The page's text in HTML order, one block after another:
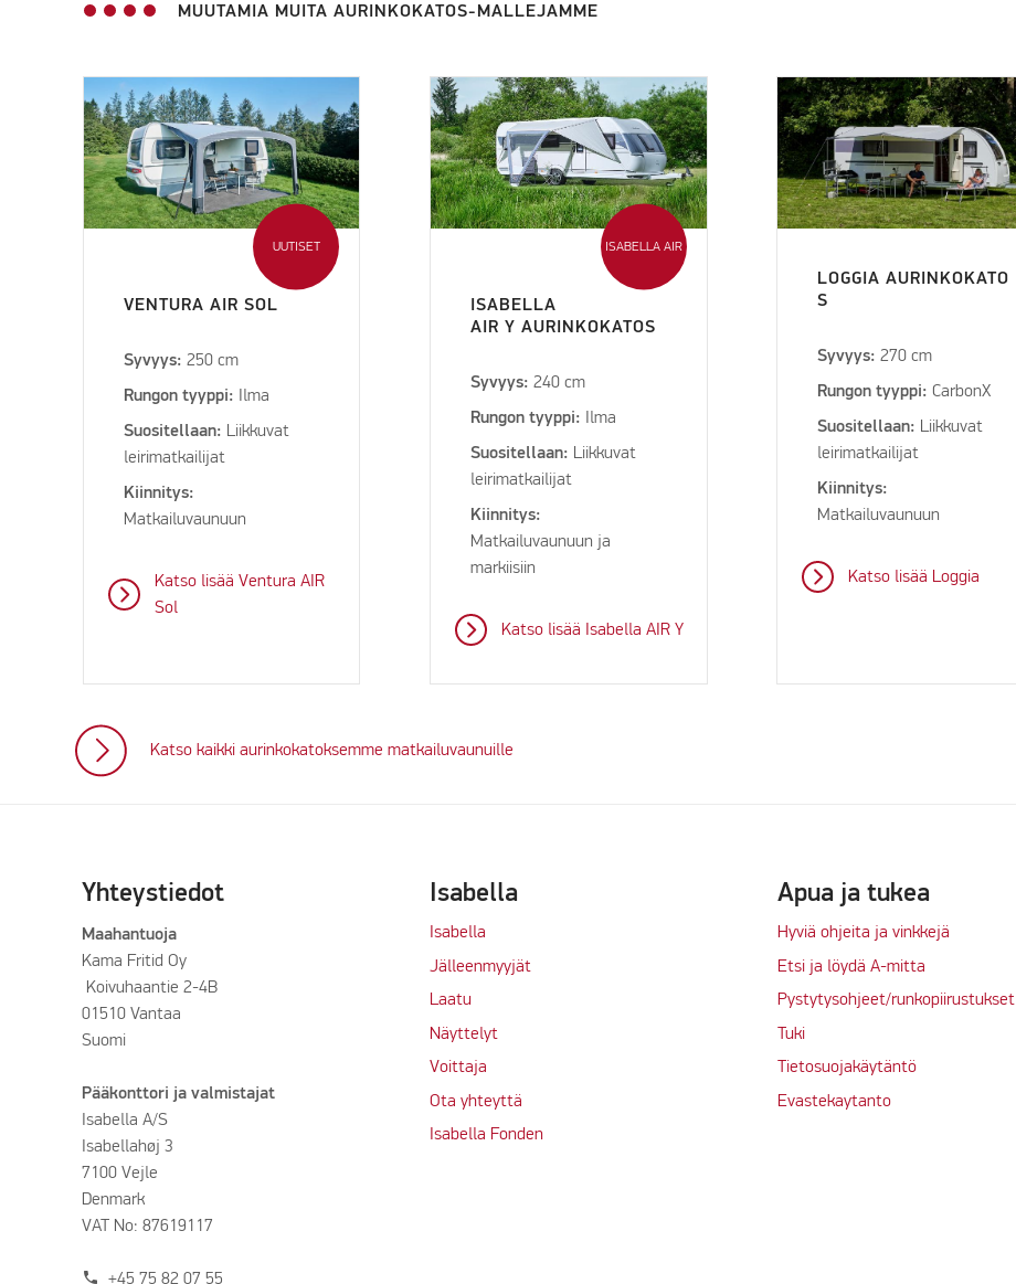
MUUTAMIA MUITA AURINKOKATOS-MALLEJAMME
UUTISET
VENTURA AIR SOL
Syvyys: 250 cm
Rungon tyyppi:
Ilma
Suositellaan: Liikkuvat
leirimatkailijat
Kiinnitys:
Matkailuvaunuun
Katso lisää Ventura AIR
Sol
ISABELLA AIR
ISABELLA
AIR Y AURINKOKATOS
Syvyys:240 cm
Rungon tyyppi: Ilma
Suositellaan: Liikkuvat
leirimatkailijat
Kiinnitys:
Matkailuvaunuun ja
markiisiin
Katso lisää Isabella AIR Y
LOGGIA AURINKOKATO
S
Syvyys:270 cm
Rungon tyyppi:CarbonX
Suositellaan: Liikkuvat
leirimatkailijat
Kiinnitys:
Matkailuvaunuun
Katso lisää Loggia
Katso kaikki aurinkokatoksemme matkailuvaunuille
Yhteystiedot
Maahantuoja
Kama Fritid Oy
Koivuhaantie 2-4B
01510 Vantaa
Suomi
Pääkonttori ja valmistajat
Isabella A/S
Isabellahøj 3
7100 Vejle
Denmark
VAT No: 87619117
phone +45 75 82 07 55
Isabella
Isabella
Jälleenmyyjät
Laatu
Näyttelyt
Voittaja
Ota yhteyttä
Isabella Fonden
Apua ja tukea
Hyviä ohjeita ja vinkkejä
Etsi ja löydä A-mitta
Pystytysohjeet/runkopiirustukset
Tuki
Tietosuojakäytäntö
Evastekaytanto